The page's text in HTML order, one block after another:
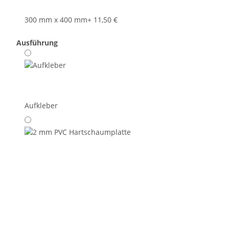
300 mm x 400 mm+ 11,50 €
Ausführung
Aufkleber